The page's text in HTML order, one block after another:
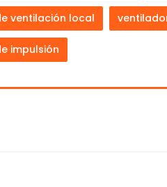
ventilación local
impulsión